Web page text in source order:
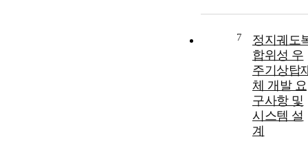
7
정지궤도
합위성 우
주기상탑
체 개발 요
구사항 및
시스템 설
계